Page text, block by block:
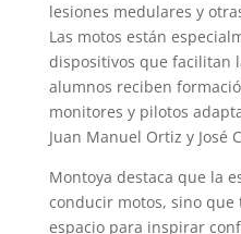
lesiones medulares y
Las motos están
dispositivos que facilitan
alumnos reciben
monitores y pilotos
Juan Manuel Ortiz y José
Montoya destaca que la
conducir motos, sino
espacio para inspirar